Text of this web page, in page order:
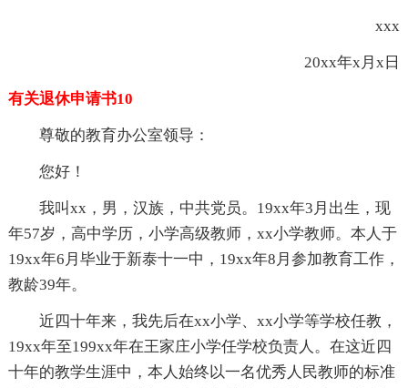
xxx
20xx年x月x日
有关退休申请书10
尊敬的教育办公室领导：
您好！
我叫xx，男，汉族，中共党员。19xx年3月出生，现
年57岁，高中学历，小学高级教师，xx小学教师。本人于
19xx年6月毕业于新泰十一中，19xx年8月参加教育工作，
教龄39年。
近四十年来，我先后在xx小学、xx小学等学校任教，
19xx年至199xx年在王家庄小学任学校负责人。在这近四
十年的教学生涯中，本人始终以一名优秀人民教师的标准